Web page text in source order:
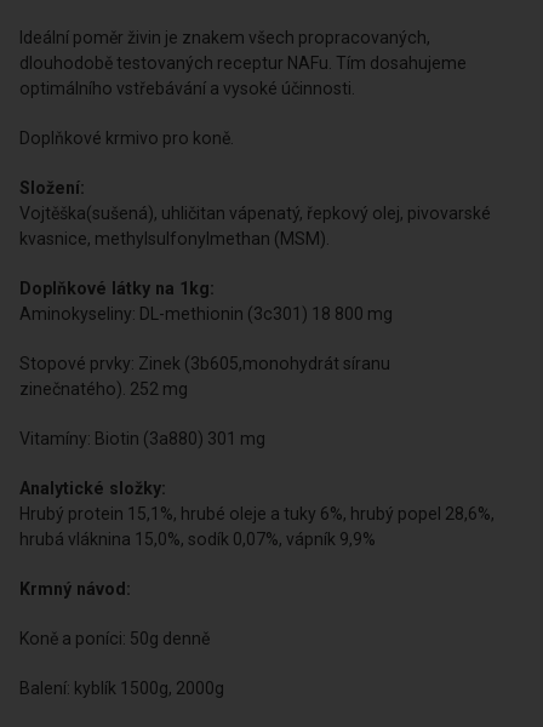
Ideální poměr živin je znakem všech propracovaných,
dlouhodobě testovaných receptur NAFu. Tím dosahujeme
optimálního vstřebávání a vysoké účinnosti.
Doplňkové krmivo pro koně.
Složení:
Vojtěška(sušená), uhličitan vápenatý, řepkový olej, pivovarské
kvasnice, methylsulfonylmethan (MSM).
Doplňkové látky na 1kg:
Aminokyseliny: DL-methionin (3c301) 18 800 mg
Stopové prvky: Zinek (3b605,monohydrát síranu
zinečnatého). 252 mg
Vitamíny: Biotin (3a880) 301 mg
Analytické složky:
Hrubý protein 15,1%, hrubé oleje a tuky 6%, hrubý popel 28,6%,
hrubá vláknina 15,0%, sodík 0,07%, vápník 9,9%
Krmný návod:
Koně a poníci: 50g denně
Balení: kyblík 1500g, 2000g